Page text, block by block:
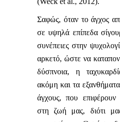
Σαφώς, όταν το άγχος
σε υψηλά επίπεδα
συνέπειες στην
αρκετό, ώστε να
δύσπνοια, η
ακόμη και τα
άγχους, που επιφέρουν
στη ζωή μας, διότι